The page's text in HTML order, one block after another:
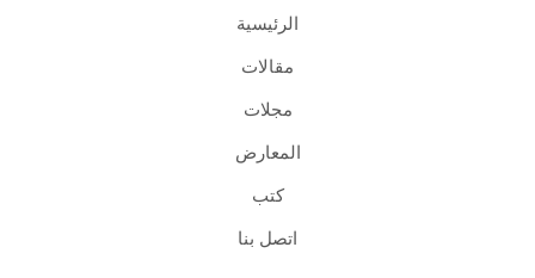
الرئيسية
مقالات
مجلات
المعارض
كتب
اتصل بنا